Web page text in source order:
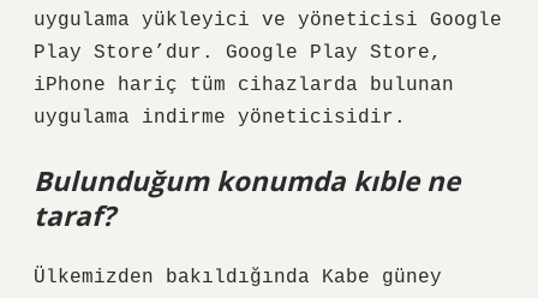
uygulama yükleyici ve yöneticisi Google
Play Store’dur. Google Play Store,
iPhone hariç tüm cihazlarda bulunan
uygulama indirme yöneticisidir.
Bulunduğum konumda kıble ne
taraf?
Ülkemizden bakıldığında Kabe güney